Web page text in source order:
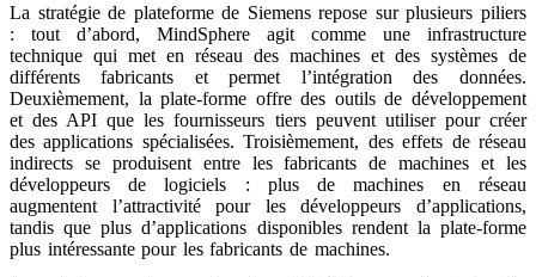
La stratégie de plateforme de Siemens repose sur plusieurs piliers
: tout d’abord, MindSphere agit comme une infrastructure
technique qui met en réseau des machines et des systèmes de
différents fabricants et permet l’intégration des données.
Deuxièmement, la plate-forme offre des outils de développement
et des API que les fournisseurs tiers peuvent utiliser pour créer
des applications spécialisées. Troisièmement, des effets de réseau
indirects se produisent entre les fabricants de machines et les
développeurs de logiciels : plus de machines en réseau
augmentent l’attractivité pour les développeurs d’applications,
tandis que plus d’applications disponibles rendent la plate-forme
plus intéressante pour les fabricants de machines.